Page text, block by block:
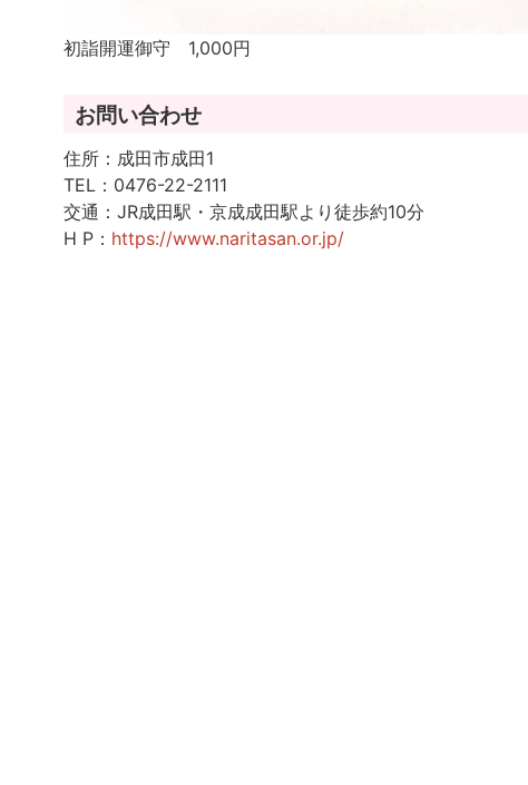
初詣開運御守 1,000円
お問い合わせ
住所：成田市成田1
TEL：0476-22-2111
交通：JR成田駅・京成成田駅より徒歩約10分
H P： https://www.naritasan.or.jp/